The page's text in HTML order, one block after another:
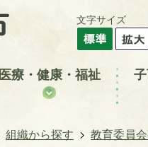
文字サイズ
医療・健康・福祉
組織から探す 教育委員